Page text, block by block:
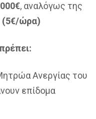
, αναλόγως της
(5€/ώρα)
Ανεργίας του
επίδομα